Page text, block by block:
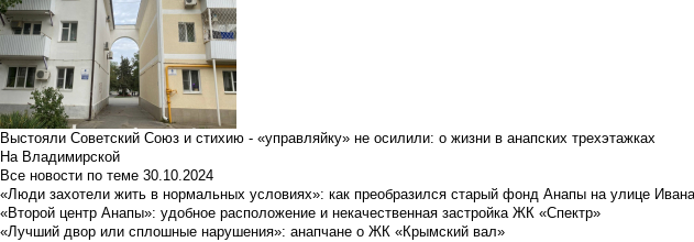
Выстояли Советский Союз и стихию - «управляйку» не осилили: о жизни в анапских трехэтажках
На Владимирской
Все новости по теме 30.10.2024
«Люди захотели жить в нормальных условиях»: как преобразился старый фонд Анапы на улице
«Второй центр Анапы»: удобное расположение и некачественная застройка ЖК «Спектр»
«Лучший двор или сплошные нарушения»: анапчане о ЖК «Крымский вал»